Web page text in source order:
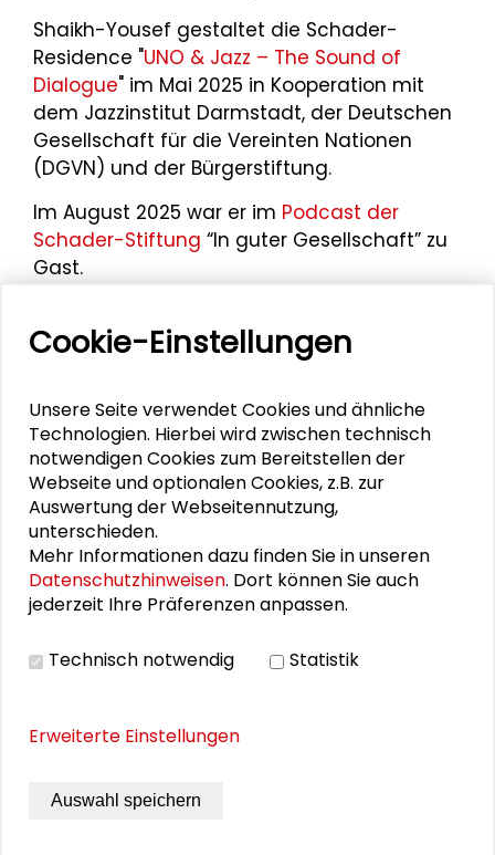
Shaikh-Yousef gestaltet die Schader-
Residence "UNO & Jazz – The Sound of
Dialogue" im Mai 2025 in Kooperation mit
dem Jazzinstitut Darmstadt, der Deutschen
Gesellschaft für die Vereinten Nationen
(DGVN) und der Bürgerstiftung.
Im August 2025 war er im Podcast der
Schader-Stiftung “In guter Gesellschaft” zu
Gast.
Personen im Kontext
Stella Lorenz
Bettina Bohle
Alexander Gemeinhardt
Ekkehard Griep
Wolfram Knauer
Bildergalerie
Cookie-Einstellungen
Unsere Seite verwendet Cookies und ähnliche
Technologien. Hierbei wird zwischen technisch
notwendigen Cookies zum Bereitstellen der
Webseite und optionalen Cookies, z.B. zur
Auswertung der Webseitennutzung,
unterschieden.
Mehr Informationen dazu finden Sie in unseren
Datenschutzhinweisen. Dort können Sie auch
jederzeit Ihre Präferenzen anpassen.
Technisch notwendig Statistik
Erweiterte Einstellungen
Auswahl speichern